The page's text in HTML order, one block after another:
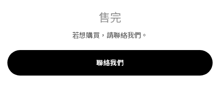
售完
若想購買，請聯絡我們。
聯絡我們